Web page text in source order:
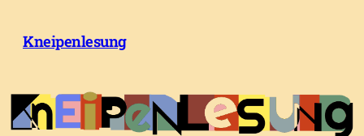
Inhalt
springen
Kneipenlesung